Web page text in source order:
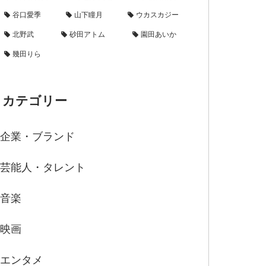
谷口愛季
山下瞳月
ウカスカジー
北野武
砂田アトム
園田あいか
幾田りら
カテゴリー
企業・ブランド
芸能人・タレント
音楽
映画
エンタメ